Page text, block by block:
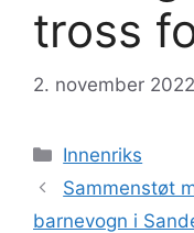
tross
2. november 2022
Kategorier
Innenriks
Sammenstøt
barnevogn i